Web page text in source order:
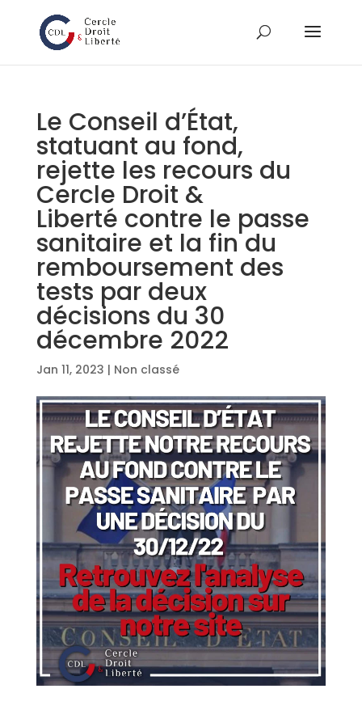
Le Conseil d’État,
statuant au fond,
rejette les recours du
Cercle Droit &
Liberté contre le passe
sanitaire et la fin du
remboursement des
tests par deux
décisions du 30
décembre 2022
Jan 11, 2023 | Non classé